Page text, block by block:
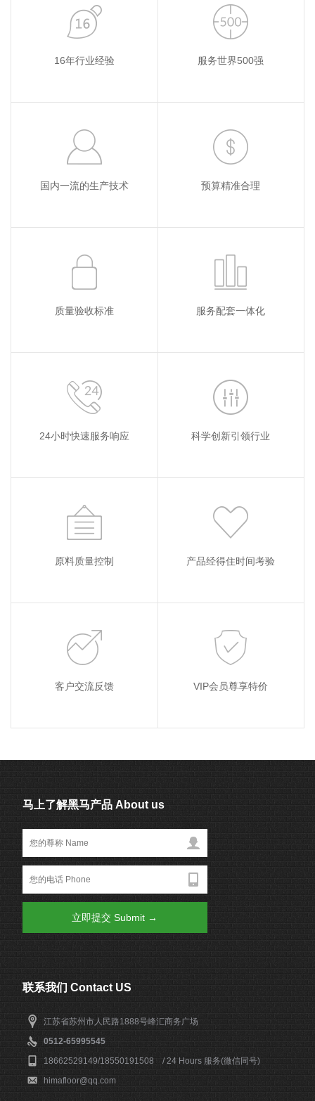
16年行业经验 服务世界500强
国内一流的生产技术 预算精准合理
质量验收标准 服务配套一体化
24小时快速服务响应 科学创新引领行业
原料质量控制 产品经得住时间考验
客户交流反馈 VIP会员尊享特价
马上了解黑马产品 About us
联系我们 Contact US
江苏省苏州市人民路1888号峰汇商务广场
0512-65995545
18662529149/18550191508 / 24 Hours 服务(微信同号)
himafloor@qq.com